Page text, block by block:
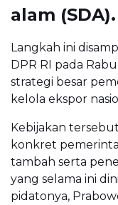
alam (SDA).
Langkah ini
DPR RI pada
strategi besar
kelola ekspor
Kebijakan
konkret
tambah serta
yang selama ini
pidatonya,